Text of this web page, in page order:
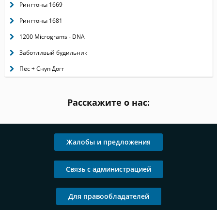
Рингтоны 1669
Рингтоны 1681
1200 Micrograms - DNA
Заботливый будильник
Пёс + Снуп Догг
Расскажите о нас:
Жалобы и предложения
Связь с администрацией
Для правообладателей